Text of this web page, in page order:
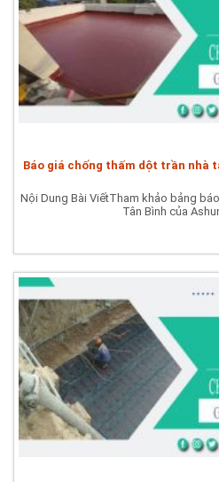
Báo giá chống thấm dột trần nhà
Nội Dung Bài ViếtTham khảo bảng
Tân Bình của